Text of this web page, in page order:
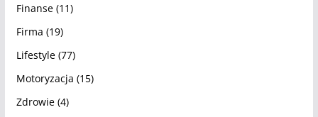
Finanse(11)
Firma (19)
Lifestyle(77)
Motoryzacja (15)
Zdrowie(4)